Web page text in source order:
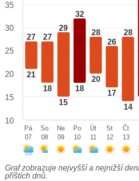
27
21
27
18
29
15
32
18
28
20
26
17
28
14
35
30
25
20
15
10
Pá
07
So
08
Ne
09
Po
10
Út
11
St
12
Čt
13
Graf zobrazuje nejvyšší a nejnižší
příštích dnů.